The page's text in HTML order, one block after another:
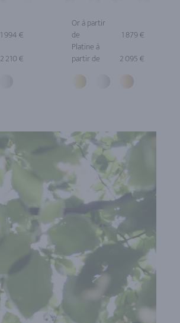
1 994 €
2 210 €
Or à partir
de
1 879 €
Platine à
partir de
2 095 €